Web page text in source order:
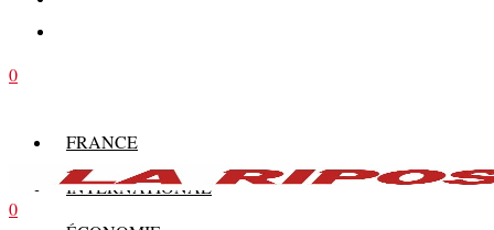
0
FRANCE
INTERNATIONAL
0